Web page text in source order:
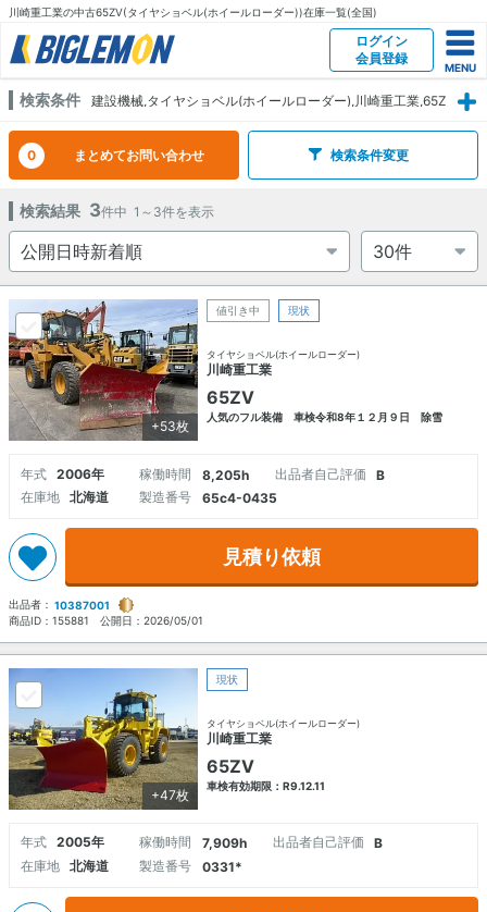
川崎重工業の中古65ZV(タイヤショベル(ホイールローダー))在庫一覧(全国)
ログイン
会員登録
検索条件
建設機械,タイヤショベル(ホイールローダー),川崎重工業,65Z
0 まとめてお問い合わせ 検索条件変更
検索結果 3件中 1～3件を表示
+53枚
値引き中 現状
タイヤショベル(ホイールローダー)
川崎重工業
65ZV
人気のフル装備 車検令和8年１２月９日 除雪
年式 2006年 稼働時間 8,205h 出品者自己評価
B
在庫地
北海道 製造番号 65c4-0435
見積り依頼
出品者： 10387001
商品ID： 155881 公開日： 2026/05/01
+47枚
現状
タイヤショベル(ホイールローダー)
川崎重工業
65ZV
車検有効期限：R9.12.11
年式 2005年 稼働時間 7,909h 出品者自己評価
B
在庫地
北海道 製造番号 0331*